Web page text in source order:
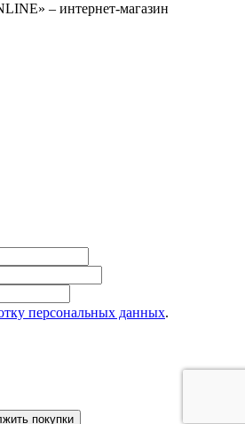
– интернет-магазин
персональных данных.
покупки